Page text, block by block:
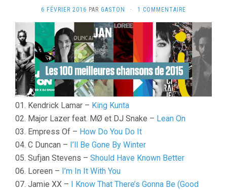
6 FÉVRIER 2016 PAR GASTON · 1 COMMENTAIRE
01. Kendrick Lamar – King Kunta
02. Major Lazer feat. MØ et DJ Snake – Lean On
03. Empress Of – How Do You Do It
04. C Duncan – I’ll Be Gone By Winter
05. Sufjan Stevens – Should Have Known Better
06. Loreen – I’m In It With You
07. Jamie XX –
I Know That There’s Gonna Be (Good